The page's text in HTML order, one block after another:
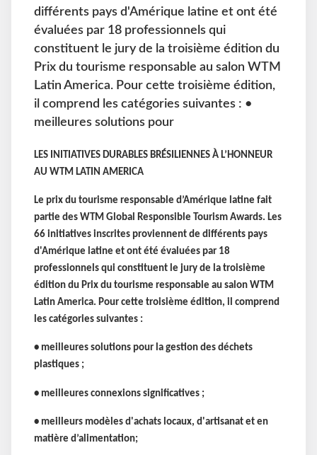
différents pays d'Amérique latine et ont été
évaluées par 18 professionnels qui
constituent le jury de la troisième édition du
Prix du tourisme responsable au salon WTM
Latin America. Pour cette troisième édition,
il comprend les catégories suivantes : •
meilleures solutions pour
LES INITIATIVES DURABLES BRÉSILIENNES À L’HONNEUR
AU WTM LATIN AMERICA
Le prix du tourisme responsable d’Amérique latine fait
partie des WTM Global Responsible Tourism Awards. Les
66 initiatives inscrites proviennent de différents pays
d'Amérique latine et ont été évaluées par 18
professionnels qui constituent le jury de la troisième
édition du Prix du tourisme responsable au salon WTM
Latin America. Pour cette troisième édition, il comprend
les catégories suivantes :
• meilleures solutions pour la gestion des déchets
plastiques ;
• meilleures connexions significatives ;
• meilleurs modèles d'achats locaux, d'artisanat et en
matière d’alimentation;